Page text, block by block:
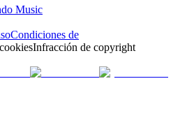
Music
Condiciones de
Infracción de copyright